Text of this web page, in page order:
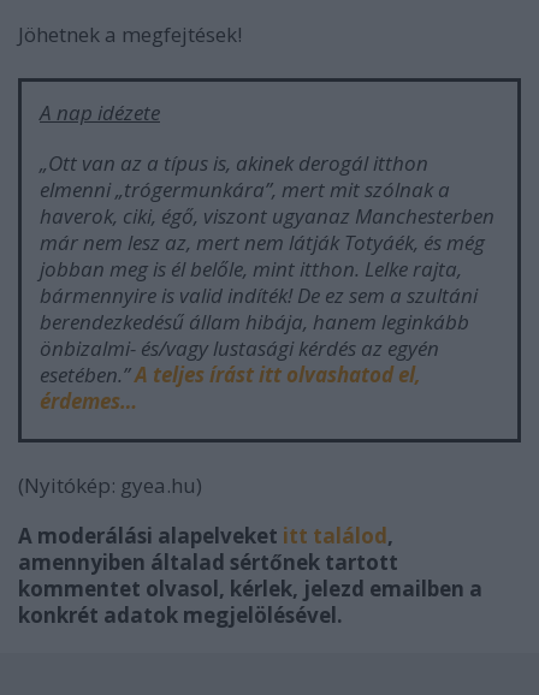
Jöhetnek a megfejtések!
A nap idézete
„Ott van az a típus is, akinek derogál itthon
elmenni „trógermunkára”, mert mit szólnak a
haverok, ciki, égő, viszont ugyanaz Manchesterben
már nem lesz az, mert nem látják Totyáék, és még
jobban meg is él belőle, mint itthon. Lelke rajta,
bármennyire is valid indíték! De ez sem a szultáni
berendezkedésű állam hibája, hanem leginkább
önbizalmi- és/vagy lustasági kérdés az egyén
esetében.”A teljes írást itt olvashatod el,
érdemes…
(Nyitókép: gyea.hu)
A moderálási alapelveket itt találod,
amennyiben általad sértőnek tartott
kommentet olvasol, kérlek, jelezd emailben a
konkrét adatok megjelölésével.